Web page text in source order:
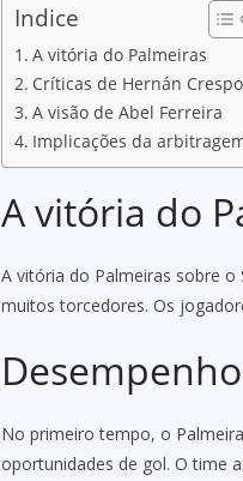
Indice
A vitória do Palmeiras
Críticas de Hernán Crespo
A visão de Abel Ferreira
Implicações da
A vitória do
A vitória do Palmeiras sobre
muitos torcedores. Os
No primeiro tempo, o
oportunidades de gol. O time